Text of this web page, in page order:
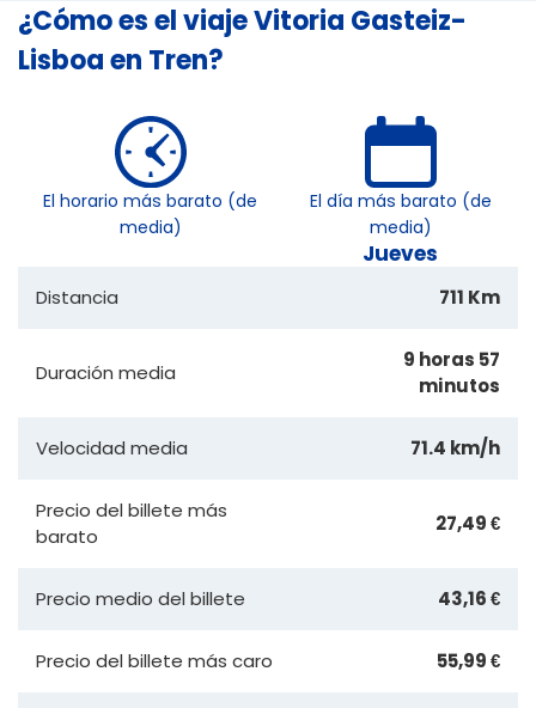
¿Cómo es el viaje Vitoria Gasteiz-
Lisboa en Tren?
El horario más barato (de
media)
El día más barato (de
media)
Jueves
Distancia 711 Km
Duración media
9 horas 57
minutos
Velocidad media 71.4 km/h
Precio del billete más
barato
27,49 €
Precio medio del billete 43,16 €
Precio del billete más caro 55,99 €